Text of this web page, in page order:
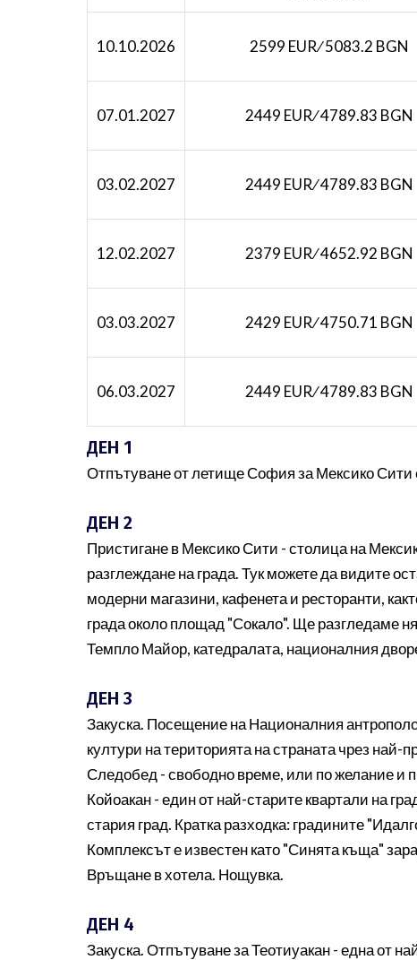
10.10.2026 2599 EUR ∕ 5083.2 BGN
07.01.2027 2449 EUR ∕ 4789.83 BGN
03.02.2027 2449 EUR ∕ 4789.83 BGN
12.02.2027 2379 EUR ∕ 4652.92 BGN
03.03.2027 2429 EUR ∕ 4750.71 BGN
06.03.2027 2449 EUR ∕ 4789.83 BGN
ДЕН 1
Отпътуване от летище София за Мексико
ДЕН 2
Пристигане в Мексико Сити - столица на
разглеждане на града. Тук можете да видите
модерни магазини, кафенета и ресторанти,
града около площад "Сокало". Ще разгледаме
Темпло Майор, катедралата, националния
ДЕН 3
Закуска. Посещение на Националния
култури на територията на страната чрез най-
Следобед - свободно време, или по желание и
Койоакан - един от най-старите квартали на
стария град. Кратка разходка: градините
Комплексът е известен като "Синята къща"
Връщане в хотела. Нощувка.
ДЕН 4
Закуска. Отпътуване за Теотиуакан - една от